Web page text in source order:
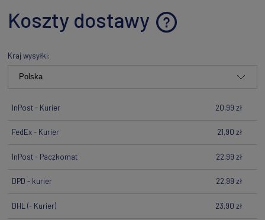
Koszty dostawy
Cena nie zawiera ewentualnych kosztów płatności
Kraj wysyłki:
InPost - Kurier 20,99 zł
FedEx - Kurier 21,90 zł
InPost - Paczkomat 22,99 zł
DPD - kurier 22,99 zł
DHL (- Kurier) 23,90 zł